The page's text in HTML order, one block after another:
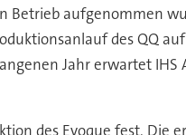
aufgenommen
des QQ
Jahr erwartet
des Evoque fest.